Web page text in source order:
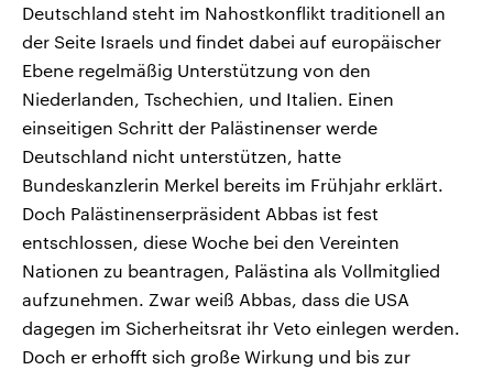
Deutschland steht im Nahostkonflikt traditionell an
der Seite Israels und findet dabei auf europäischer
Ebene regelmäßig Unterstützung von den
Niederlanden, Tschechien, und Italien. Einen
einseitigen Schritt der Palästinenser werde
Deutschland nicht unterstützen, hatte
Bundeskanzlerin Merkel bereits im Frühjahr erklärt.
Doch Palästinenserpräsident Abbas ist fest
entschlossen, diese Woche bei den Vereinten
Nationen zu beantragen, Palästina als Vollmitglied
aufzunehmen. Zwar weiß Abbas, dass die USA
dagegen im Sicherheitsrat ihr Veto einlegen werden.
Doch er erhofft sich große Wirkung und bis zur